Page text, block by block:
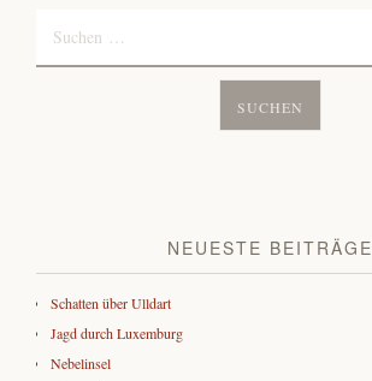
NEUESTE BEITRÄGE
Schatten über Ulldart
Jagd durch Luxemburg
Nebelinsel